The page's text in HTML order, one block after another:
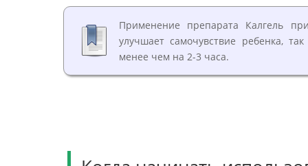
Применение препарата Калгель
улучшает самочувствие ребенка,
менее чем на 2-3 часа.